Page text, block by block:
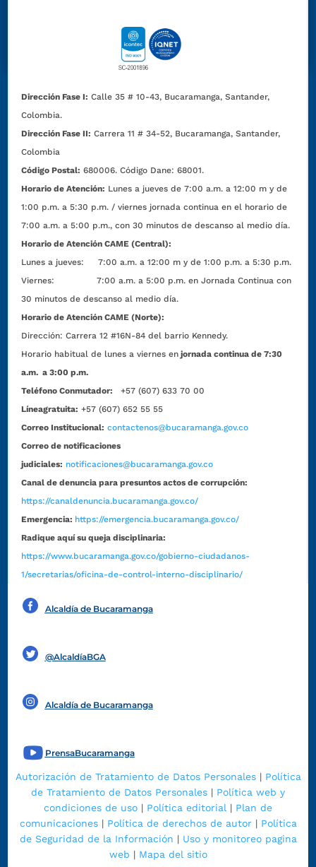
Dirección Fase I: Calle 35 # 10-43, Bucaramanga, Santander,
Colombia.
Dirección Fase II: Carrera 11 # 34-52, Bucaramanga, Santander,
Colombia
Código Postal: 680006. Código Dane: 68001.
Horario de Atención: Lunes a jueves de 7:00 a.m. a 12:00 m y de
1:00 p.m. a 5:30 p.m. / viernes jornada continua en el horario de
7:00 a.m. a 5:00 p.m., con 30 minutos de descanso al medio día.
Horario de Atención CAME (Central):
Lunes a jueves: 7:00 a.m. a 12:00 m y de 1:00 p.m. a 5:30 p.m.
Viernes: 7:00 a.m. a 5:00 p.m. en Jornada Continua con
30 minutos de descanso al medio día.
Horario de Atención CAME (Norte):
Dirección:Carrera 12 #16N-84 del barrio Kennedy.
Horario habitual de lunes a viernes en jornada continua de 7:30
a.m. a 3:00 p.m.
Teléfono Conmutador:
+57 (607) 633 70 00
Líneagratuita: +57 (607) 652 55 55
Correo Institucional: contactenos@bucaramanga.gov.co
Correo de notificaciones
judiciales: notificaciones@bucaramanga.gov.co
Canal de denuncia para presuntos actos de corrupción:
https://canaldenuncia.bucaramanga.gov.co/
Emergencia: https://emergencia.bucaramanga.gov.co/
Radique aquí su queja disciplinaria:
https://www.bucaramanga.gov.co/gobierno-ciudadanos-
1/secretarias/oficina-de-control-interno-disciplinario/
Alcaldía de Bucaramanga
@AlcaldíaBGA
Alcaldía de Bucaramanga
PrensaBucaramanga
Autorización de Tratamiento de Datos Personales| Política
de Tratamiento de Datos Personales | Política web y
condiciones de uso | Política editorial | Plan de
comunicaciones| Política de derechos de autor| Política
de Seguridad de la Información | Uso y monitoreo pagina
web | Mapa del sitio